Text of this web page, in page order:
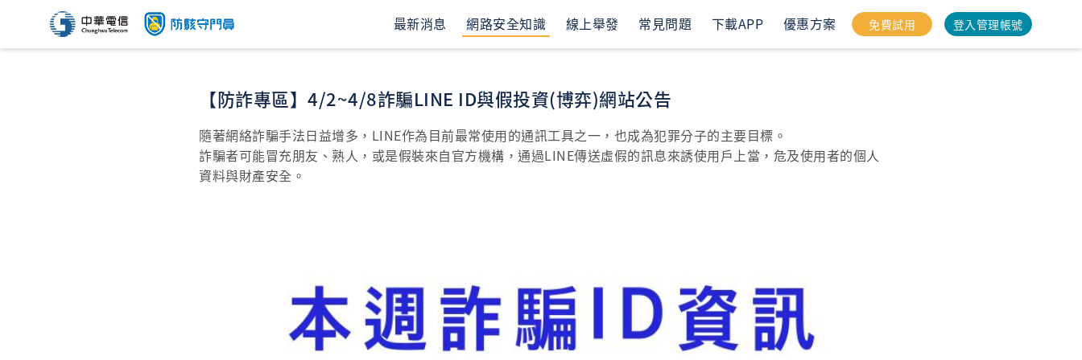
最新消息 網路安全知識 線上舉發 常見問題 下載APP 優惠方案 免費試用 登入管理帳號
【防詐專區】4/2~4/8詐騙LINE ID與假投資(博弈)網站公告
隨著網絡詐騙手法日益增多，LINE作為目前最常使用的通訊工具之一，也成為犯罪分子的主要目標。
詐騙者可能冒充朋友、熟人，或是假裝來自官方機構，通過LINE傳送虛假的訊息來誘使用戶上當，危及使用者的個人
資料與財產安全。